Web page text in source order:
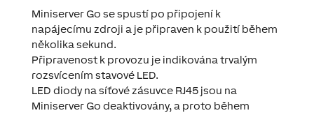
Miniserver Go se spustí po připojení k
napájecímu zdroji a je připraven k použití během
několika sekund.
Připravenost k provozu je indikována trvalým
rozsvícením stavové LED.
LED diody na síťové zásuvce RJ45 jsou na
Miniserver Go deaktivovány, a proto během